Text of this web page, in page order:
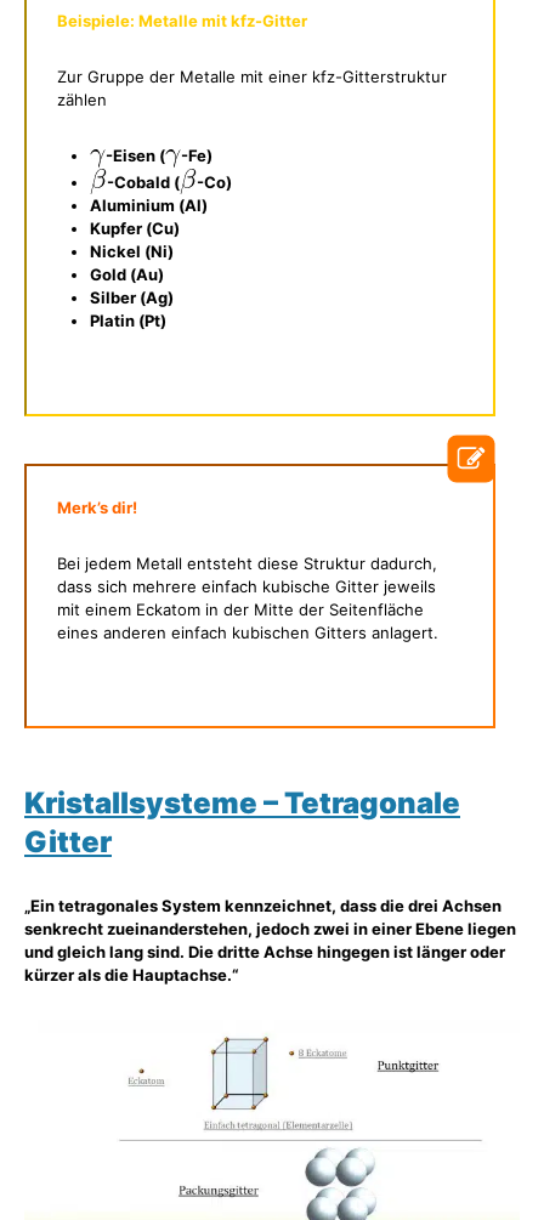
Beispiele: Metalle mit kfz-Gitter
Zur Gruppe der Metalle mit einer kfz-Gitterstruktur
zählen
-Eisen (
-Fe)
-Cobald (
-Co)
Aluminium (Al)
Kupfer (Cu)
Nickel (Ni)
Gold (Au)
Silber (Ag)
Platin (Pt)
Merk’s dir!
Bei jedem Metall entsteht diese Struktur dadurch,
dass sich mehrere einfach kubische Gitter jeweils
mit einem Eckatom in der Mitte der Seitenfläche
eines anderen einfach kubischen Gitters anlagert.
Kristallsysteme – Tetragonale
Gitter
„Ein tetragonales System kennzeichnet, dass die drei Achsen
senkrecht zueinanderstehen, jedoch zwei in einer Ebene liegen
und gleich lang sind. Die dritte Achse hingegen ist länger oder
kürzer als die Hauptachse.“